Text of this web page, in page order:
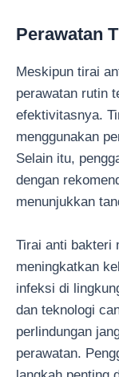
Perawatan
Meskipun tirai
perawatan rutin
efektivitasnya.
menggunakan
Selain itu,
dengan
menunjukkan
Tirai anti bakteri
meningkatkan
infeksi di
dan teknologi
perlindungan
perawatan.